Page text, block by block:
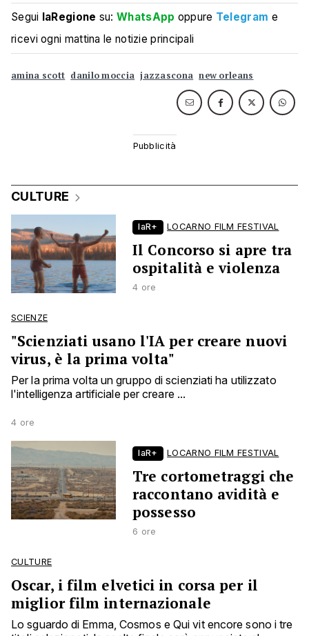
Segui laRegione su:WhatsApp oppure Telegram e
ricevi ogni mattina le notizie principali
amina scott danilo moccia jazzascona new orleans
CULTURE
laR+ LOCARNO FILM FESTIVAL
Il Concorso si apre tra
ospitalità e violenza
4 ore
SCIENZE
"Scienziati usano l'IA per creare nuovi
virus, è la prima volta"
Per la prima volta un gruppo di scienziati ha utilizzato
l'intelligenza artificiale per creare ...
4 ore
laR+ LOCARNO FILM FESTIVAL
Tre cortometraggi che
raccontano avidità e
possesso
6 ore
CULTURE
Oscar, i film elvetici in corsa per il
miglior film internazionale
Lo sguardo di Emma, Cosmos e Qui vit encore sono i tre